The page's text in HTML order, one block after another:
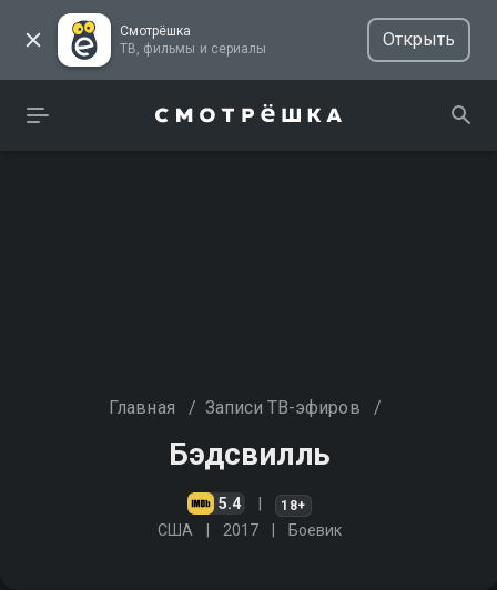
Смотрёшка
ТВ, фильмы и сериалы
Открыть
Главная / Записи ТВ-эфиров /
Бэдсвилль
5.4 18+
США 2017 Боевик